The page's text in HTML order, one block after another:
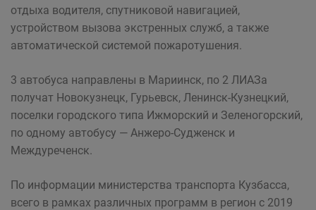
отдыха водителя, спутниковой навигацией,
устройством вызова экстренных служб, а также
автоматической системой пожаротушения.
3 автобуса направлены в Мариинск, по 2 ЛИАЗа
получат Новокузнецк, Гурьевск, Ленинск-Кузнецкий,
поселки городского типа Ижморский и Зеленогорский,
по одному автобусу — Анжеро-Судженск и
Междуреченск.
По информации министерства транспорта Кузбасса,
всего в рамках различных программ в регион с 2019